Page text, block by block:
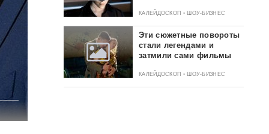
КАЛЕЙДОСКОП • ШОУ-БИЗНЕС
Эти сюжетные повороты
стали легендами и
затмили сами фильмы
КАЛЕЙДОСКОП • ШОУ-БИЗНЕС